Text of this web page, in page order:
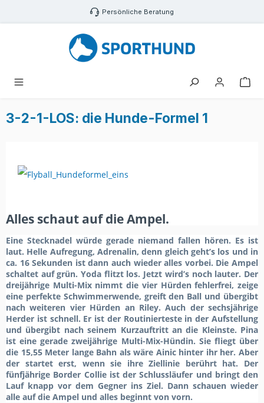
Zum Hauptinhalt springen Persönliche Beratung
3-2-1-LOS: die Hunde-Formel 1
Alles schaut auf die Ampel.
Eine Stecknadel würde gerade niemand fallen hören. Es ist
laut. Helle Aufregung, Adrenalin, denn gleich geht’s los und in
ca. 16 Sekunden ist dann auch wieder alles vorbei. Die Ampel
schaltet auf grün. Yoda flitzt los. Jetzt wird’s noch lauter. Der
dreijährige Multi-Mix nimmt die vier Hürden fehlerfrei, zeige
eine perfekte Schwimmerwende, greift den Ball und übergibt
nach weiteren vier Hürden an Riley. Auch der sechsjährige
Herder ist schnell. Er ist der Routinierteste in der Aufstellung
und übergibt nach seinem Kurzauftritt an die Kleinste. Pina
ist eine gerade zweijährige Multi-Mix-Hündin. Sie fliegt über
die 15,55 Meter lange Bahn als wäre Ainic hinter ihr her. Aber
der startet erst, wenn sie ihre Ziellinie berührt hat. Der
fünfjährige Border Collie ist der Schlussläufer und bringt den
Lauf knapp vor dem Gegner ins Ziel. Dann schauen wieder
alle auf die Ampel und alles beginnt von vorn.